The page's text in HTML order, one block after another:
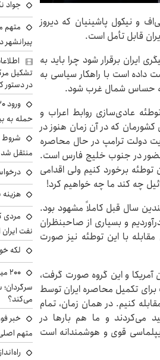
و نیکول پاشینیان که دیروز
قابل تأمل است.
ایران برقرار شود چرا باید به
داده است با راهکار سیاسی به
حساس شمال غرب شود.
عادی‌سازی روابط اعراب و
کشورمان که در آن زمان هنوز در
دولت ترامپ در حال محاصره
حضور در جنوب خلیج فارس است.
توطئه برخورد کنیم ولی اقدامی
چه کند ما چه خواهیم کرد!
سال قبل کاملاً مشهود بود.
و بسیاری از صاحبنظران
با این توطئه نیز صورت
و این گروه صورت گرفت،
تکمیل محاصره ایران توسط
کنیم. در همان زمان، تمام
می‌کردند و ما هم بارها در
قوی و هوشمندانه است
جواد
متهم
تشکیل
در دستور
حمله به
شروط
منتقل شد
مردی
نفت
لکه
می‌کند؟
خبر
متهم